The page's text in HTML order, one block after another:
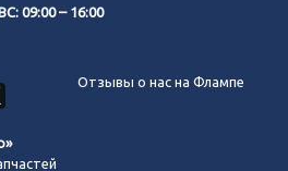
09:00 – 16:00
Отзывы о нас на Флампе